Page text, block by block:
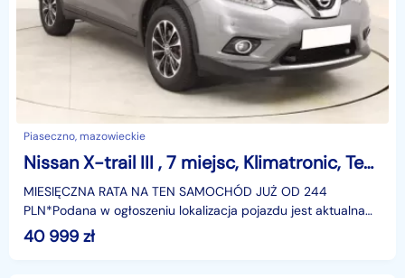
Piaseczno, mazowieckie
Nissan X-trail III , 7 miejsc, Klimatronic, Tempomat, Parktronic,
MIESIĘCZNA RATA NA TEN SAMOCHÓD JUŻ OD 244
PLN*Podana w ogłoszeniu lokalizacja pojazdu jest aktualna
na dzień wystawienia ogłoszenia. Przed przyjazdem do
salonu
40 999 zł